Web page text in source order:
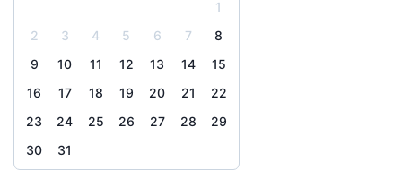
1
2
3 4 5 6 7
8
9
10 11 12 13 14
15
16
17 18 19 20 21
22
23
24 25 26 27 28
29
30
31